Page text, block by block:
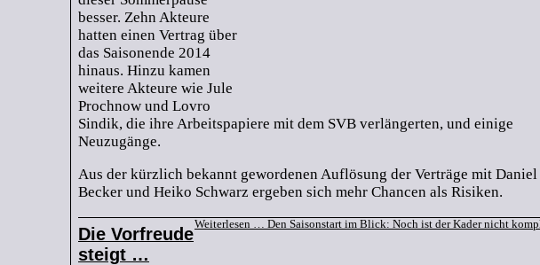
besser. Zehn Akteure
hatten einen Vertrag über
das Saisonende 2014
hinaus. Hinzu kamen
weitere Akteure wie Jule
Prochnow und Lovro
Sindik, die ihre Arbeitspapiere mit dem SVB verlängerten, und einige
Neuzugänge.
Aus der kürzlich bekannt gewordenen Auflösung der Verträge mit Daniel
Becker und Heiko Schwarz ergeben sich mehr Chancen als Risiken.
Weiterlesen … Den Saisonstart im Blick: Noch ist der Kader nicht
Die Vorfreude
steigt …